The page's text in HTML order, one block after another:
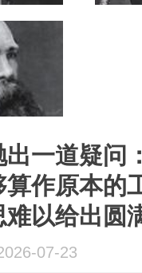
出一道疑问
算作原本的
难以给出圆
07-23